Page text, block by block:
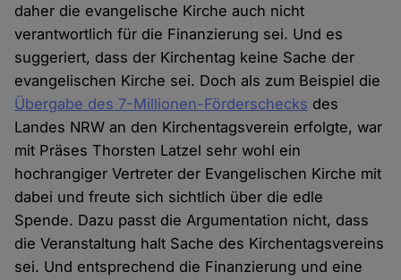
daher die evangelische Kirche auch nicht
verantwortlich für die Finanzierung sei. Und es
suggeriert, dass der Kirchentag keine Sache der
evangelischen Kirche sei. Doch als zum Beispiel die
Übergabe des 7-Millionen-Förderschecks des
Landes NRW an den Kirchentagsverein erfolgte, war
mit Präses Thorsten Latzel sehr wohl ein
hochrangiger Vertreter der Evangelischen Kirche mit
dabei und freute sich sichtlich über die edle
Spende. Dazu passt die Argumentation nicht, dass
die Veranstaltung halt Sache des Kirchentagsvereins
sei. Und entsprechend die Finanzierung und eine